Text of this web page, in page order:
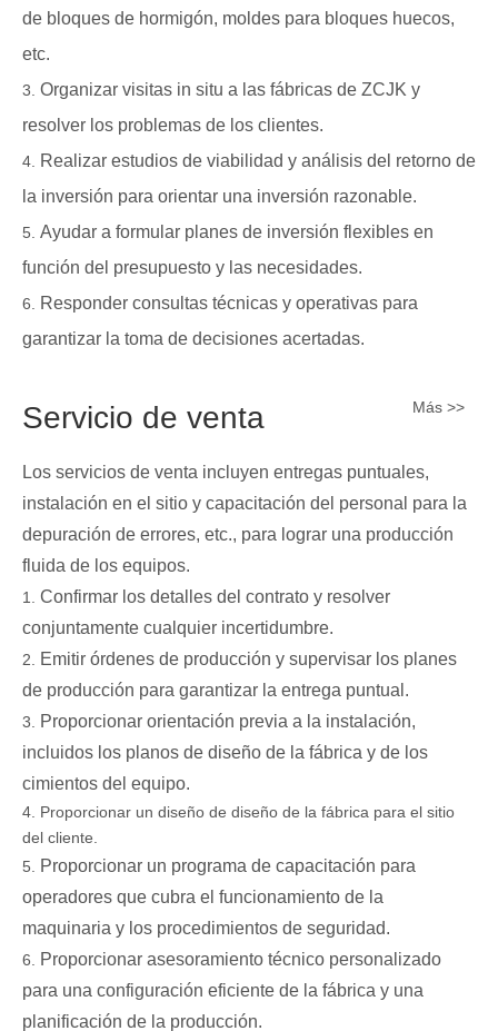
de bloques de hormigón, moldes para bloques huecos,
etc.
Organizar visitas in situ a las fábricas de ZCJK y
resolver los problemas de los clientes.
Realizar estudios de viabilidad y análisis del retorno de
la inversión para orientar una inversión razonable.
Ayudar a formular planes de inversión flexibles en
función del presupuesto y las necesidades.
Responder consultas técnicas y operativas para
garantizar la toma de decisiones acertadas.
Servicio de venta Más >>
Los servicios de venta incluyen entregas puntuales,
instalación en el sitio y capacitación del personal para la
depuración de errores, etc., para lograr una producción
fluida de los equipos.
Confirmar los detalles del contrato y resolver
conjuntamente cualquier incertidumbre.
Emitir órdenes de producción y supervisar los planes
de producción para garantizar la entrega puntual.
Proporcionar orientación previa a la instalación,
incluidos los planos de diseño de la fábrica y de los
cimientos del equipo.
Proporcionar un diseño de diseño de la fábrica para el sitio
del cliente.
Proporcionar un programa de capacitación para
operadores que cubra el funcionamiento de la
maquinaria y los procedimientos de seguridad.
Proporcionar asesoramiento técnico personalizado
para una configuración eficiente de la fábrica y una
planificación de la producción.